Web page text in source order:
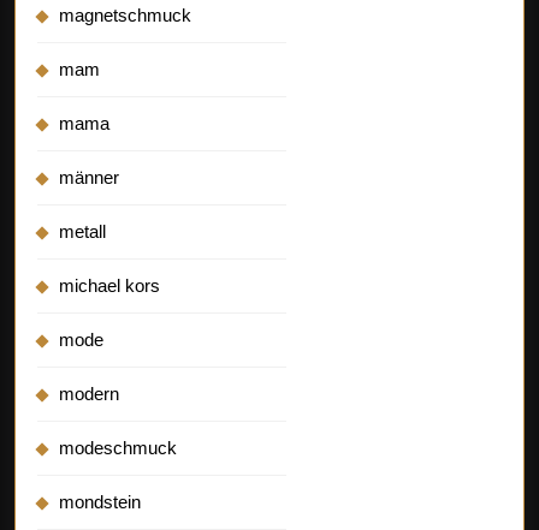
magnetschmuck
mam
mama
männer
metall
michael kors
mode
modern
modeschmuck
mondstein